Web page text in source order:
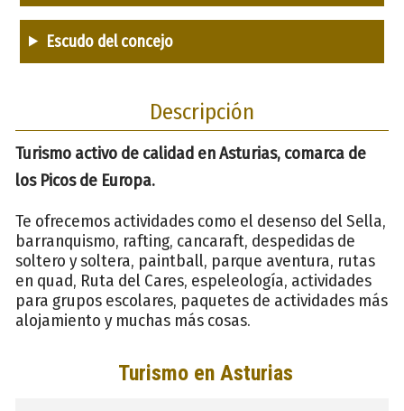
Escudo del concejo
Descripción
Turismo activo de calidad en Asturias, comarca de
los Picos de Europa.
Te ofrecemos actividades como el desenso del Sella,
barranquismo, rafting, cancaraft, despedidas de
soltero y soltera, paintball, parque aventura, rutas
en quad, Ruta del Cares, espeleología, actividades
para grupos escolares, paquetes de actividades más
alojamiento y muchas más cosas.